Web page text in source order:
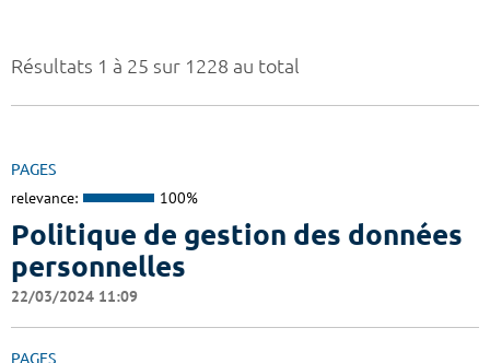
Résultats 1 à 25 sur 1228 au total
PAGES
relevance: 100%
Politique de gestion des données
personnelles
22/03/2024 11:09
PAGES